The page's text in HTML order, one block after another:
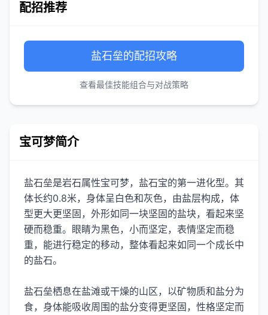
配招推荐
盐石垒的配招攻略
查看最佳技能组合与对战策略
宝可梦简介
盐石垒是岩石属性宝可梦，盐石宝的第一进化型。其
体长约0.8米，身体呈白色和灰色，由盐层构成，体
型更大更坚固，外形如同一块坚固的盐块，看起来坚
硬而稳重。眼睛为黑色，小而坚定，表情坚定而稳
重，能进行稳定的移动，整体看起来如同一个成长中
的盐石。
盐石垒栖息在盐滩或干燥的山区，以矿物质和盐分为
食，身体能吸收周围的盐分变得更坚固，性格坚定而